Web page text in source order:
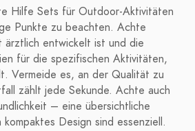
Hilfe Sets für Outdoor-Aktivitäten
Punkte zu beachten. Achte
ärztlich entwickelt ist und die
für die spezifischen Aktivitäten,
Vermeide es, an der Qualität zu
zählt jede Sekunde. Achte auch
– eine übersichtliche
Design sind essenziell.